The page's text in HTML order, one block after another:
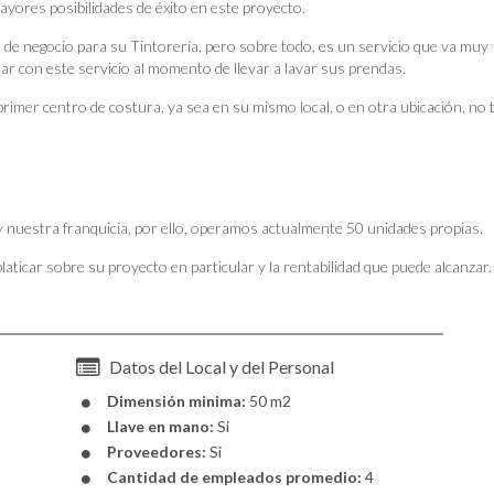
posibilidades de éxito en este proyecto.
negocio para su Tintorería, pero sobre todo, es un servicio que va muy
con este servicio al momento de llevar a lavar sus prendas.
centro de costura, ya sea en su mismo local, o en otra ubicación, no
franquicia, por ello, operamos actualmente 50 unidades propias.
sobre su proyecto en particular y la rentabilidad que puede alcanzar.
Datos del Local y del Personal
Dimensión minima: 50 m2
Llave en mano: Si
Proveedores: Si
Cantidad de empleados promedio: 4